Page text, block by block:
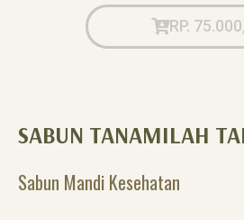
RP.
SABUN TANAMILAH
Sabun Mandi Kesehatan